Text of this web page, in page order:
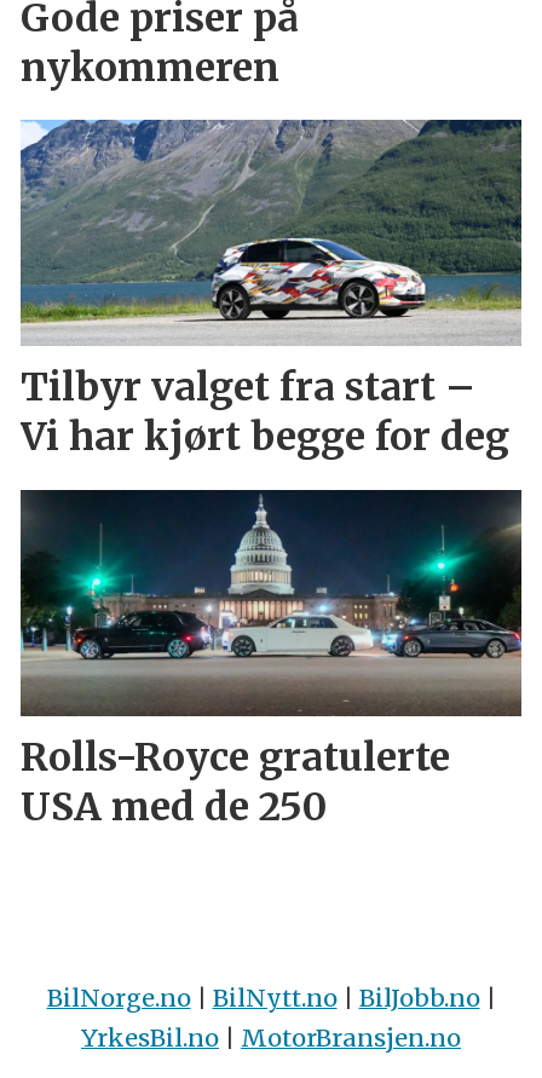
Gode priser på
nykommeren
Tilbyr valget fra start –
Vi har kjørt begge for deg
Rolls-Royce gratulerte
USA med de 250
BilNorge.no| BilNytt.no| BilJobb.no|
YrkesBil.no | MotorBransjen.no